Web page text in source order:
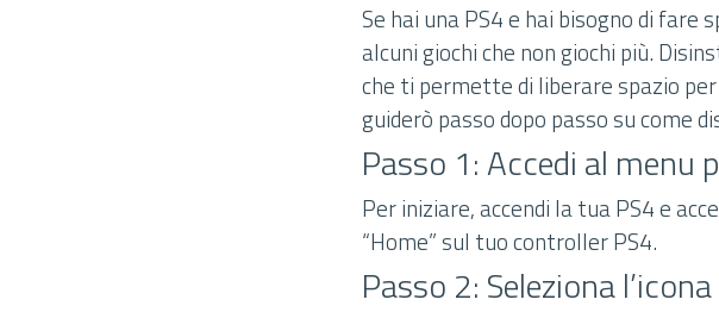
Se hai una PS4 e hai bisogno di
alcuni giochi che non giochi più.
che ti permette di liberare spazio
guiderò passo dopo passo su come
Passo 1: Accedi al menu
Per iniziare, accendi la tua PS4 e
“Home” sul tuo controller PS4.
Passo 2: Seleziona